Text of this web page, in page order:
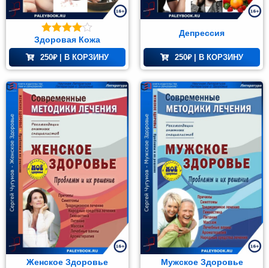
Оценка
4.00из 5
Здоровая Кожа
250₽ | В КОРЗИНУ
Депрессия
250₽ | В КОРЗИНУ
Женское Здоровье Мужское Здоровье